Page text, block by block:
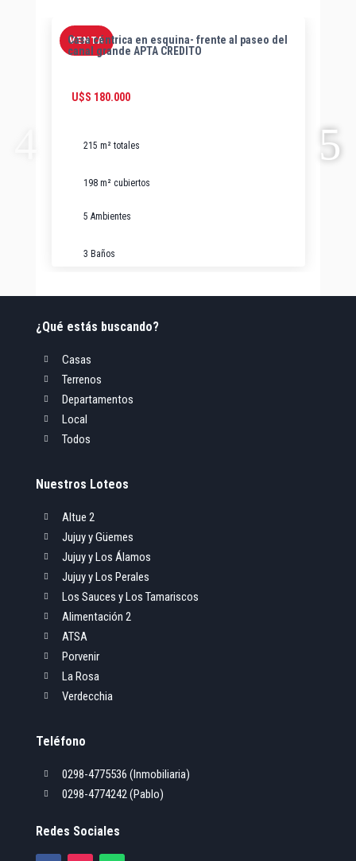
VENTA
Casa céntrica en esquina- frente al paseo del
canal grande APTA CREDITO
U$S 180.000
215 m² totales
198 m² cubiertos
5 Ambientes
3 Baños
¿Qué estás buscando?
 Casas
 Terrenos
 Departamentos
 Local
 Todos
Nuestros Loteos
 Altue 2
 Jujuy y Güemes
 Jujuy y Los Álamos
 Jujuy y Los Perales
 Los Sauces y Los Tamariscos
 Alimentación 2
 ATSA
 Porvenir
 La Rosa
 Verdecchia
Teléfono
 0298-4775536 (Inmobiliaria)
 0298-4774242 (Pablo)
Redes Sociales